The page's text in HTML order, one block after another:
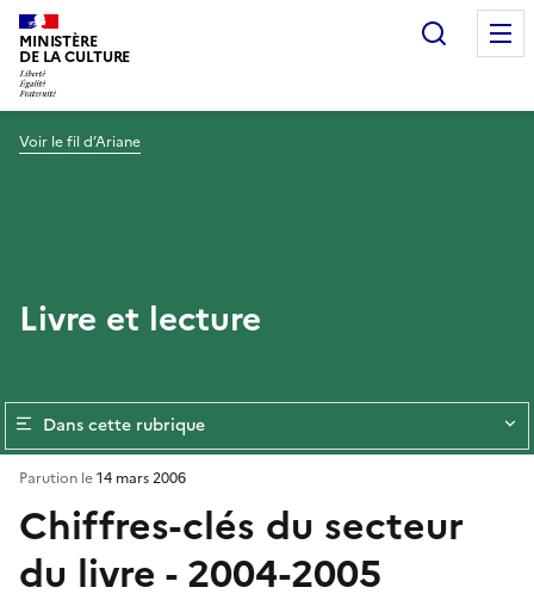
MINISTÈRE
DE LA CULTURE
Voir le fil d’Ariane
Livre et lecture
Dans cette rubrique
Chiffres-clés du secteur
du livre - 2004-2005
Parution le14 mars 2006